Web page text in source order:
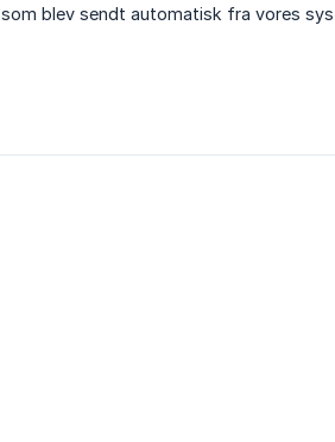
blev sendt automatisk fra vores